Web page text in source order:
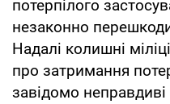
потерпілого
незаконно
Надалі колишні
про затримання
завідомо неправдиві